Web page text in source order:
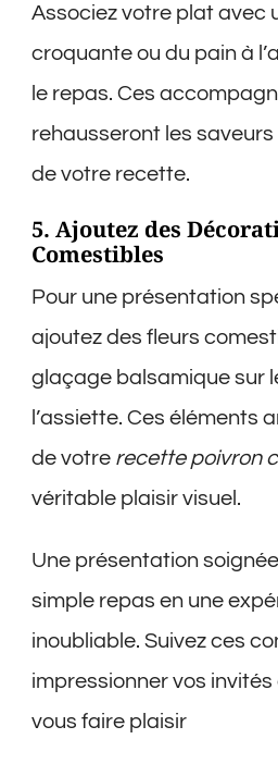
Associez votre plat avec
croquante ou du pain à
le repas. Ces
rehausseront les
de votre recette.
5. Ajoutez des
Comestibles
Pour une présentation
ajoutez des fleurs
glaçage balsamique sur
l’assiette. Ces éléments
de votre recette poivron
véritable plaisir visuel.
Une présentation
simple repas en une
inoubliable. Suivez ces
impressionner vos
vous faire plaisir